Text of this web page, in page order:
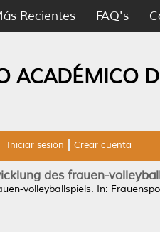
Recientes FAQ's
ACADÉMICO
Iniciar sesión Crear cuenta
des frauen-
volleyballspiels. In: